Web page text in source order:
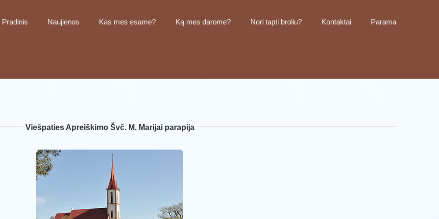
Pradinis Naujienos Kas mes esame? Ką mes darome? Nori tapti broliu? Kontaktai Parama
Viešpaties Apreiškimo Švč. M. Marijai parapija